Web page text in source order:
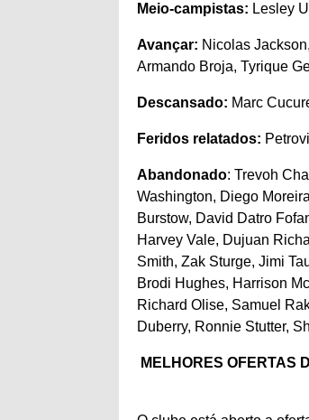
Meio-campistas: Lesley
Avançar: Nicolas
Armando Broja, Tyrique
Descansado: Marc
Feridos relatados:
Abandonado: Trevoh
Washington, Diego
Burstow, David Datro
Harvey Vale, Dujuan
Smith, Zak Sturge, Jimi
Brodi Hughes, Harrison
Richard Olise, Samuel
Duberry, Ronnie Stutter,
MELHORES OFERTAS